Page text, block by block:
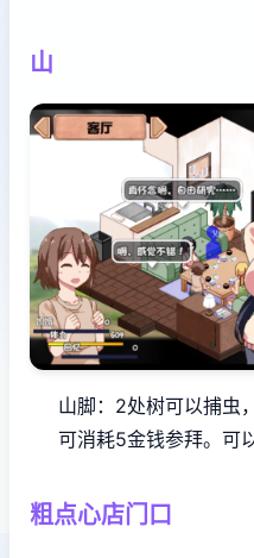
山
山脚：2处树可以捕虫
可消耗5金钱参拜。可
粗点心店门口